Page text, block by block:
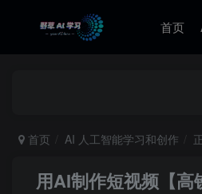
首页
首页 AI 人工智能学习和创作
用AI制作短视频【